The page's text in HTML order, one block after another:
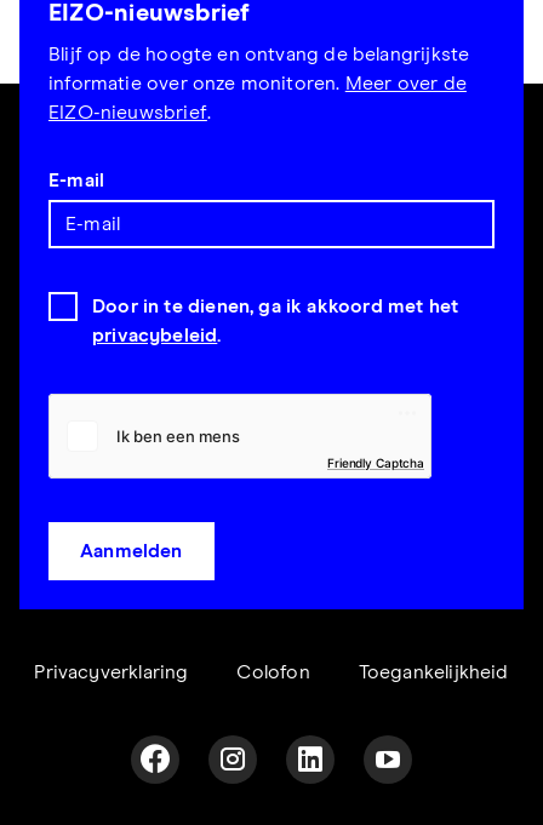
EIZO-nieuwsbrief
Blijf op de hoogte en ontvang de belangrijkste
informatie over onze monitoren. Meer over de
EIZO-nieuwsbrief.
E-mail
Door in te dienen, ga ik akkoord met het
privacybeleid.
Friendly Captcha
Aanmelden
Privacyverklaring Colofon Toegankelijkheid